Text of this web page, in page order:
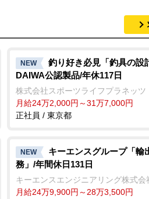
t
e
NEW
釣り好き必見「釣具の設
DAIWA公認製品/年休117日
株式会社スポーツライフプラネッツ
月給24万2,000円～31万7,000円
正社員 / 東京都
NEW
キーエンスグループ「輸
務」/年間休日131日
キーエンスエンジニアリング株式会
月給24万9,900円～28万3,500円